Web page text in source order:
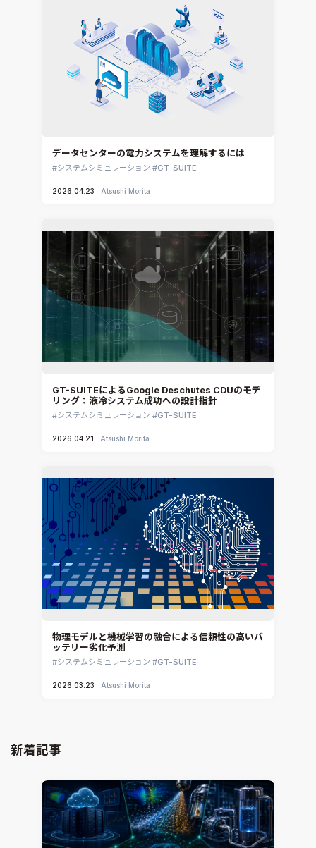
ennovaCFD
Ansys Granta MI
Ansys Granta Selector
データセンターの電力システムを理解するには
システムシミュレーション GT-SUITE
2026.04.23 Atsushi Morita
GT-SUITEによるGoogle Deschutes CDUのモデ
リング：液冷システム成功への設計指針
システムシミュレーション GT-SUITE
2026.04.21 Atsushi Morita
物理モデルと機械学習の融合による信頼性の高いバ
ッテリー劣化予測
システムシミュレーション GT-SUITE
2026.03.23 Atsushi Morita
新着記事